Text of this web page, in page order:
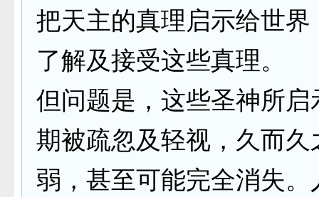
把天主的真理启示给世
了解及接受这些真理。
但问题是，这些圣神所
期被疏忽及轻视，久而
弱，甚至可能完全消失